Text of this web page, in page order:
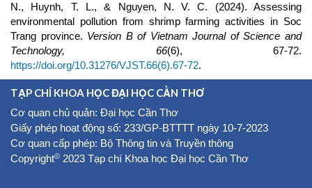
N., Huynh, T. L., & Nguyen, N. V. C. (2024). Assessing
environmental pollution from shrimp farming activities in Soc
Trang province. Version B of Vietnam Journal of Science and
Technology,
66(6), 67-72.
https://doi.org/10.31276/VJST.66(6).67-72.
TẠP CHÍ KHOA HỌC ĐẠI HỌC CẦN THƠ
Cơ quan chủ quản: Đại học Cần Thơ
Giấy phép hoạt động số: 233/GP-BTTTT ngày 10-7-2023
Cơ quan cấp phép: Bộ Thông tin và Truyền thông
Copyright© 2023 Tạp chí Khoa học Đại học Cần Thơ